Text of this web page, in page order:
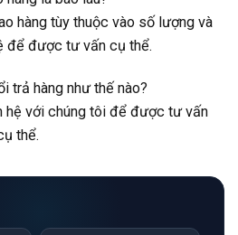
hàng tùy thuộc vào số lượng và
để được tư vấn cụ thể.
trả hàng như thế nào?
hệ với chúng tôi để được tư vấn
thể.